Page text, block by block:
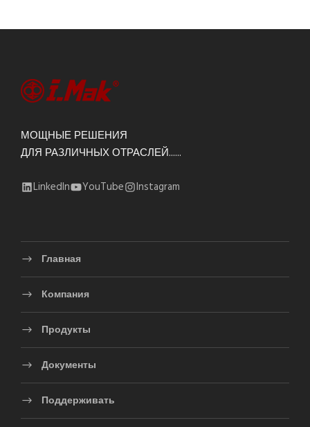
МОЩНЫЕ РЕШЕНИЯ
ДЛЯ РАЗЛИЧНЫХ ОТРАСЛЕЙ......
LinkedIn YouTube Instagram
Главная
Компания
Продукты
Документы
Поддерживать